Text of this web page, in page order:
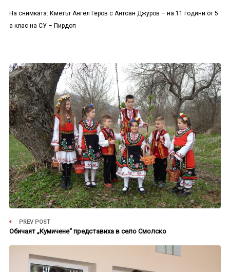
На снимката: Кметът Ангел Геров с Антоан Джуров – на 11 години от 5
а клас на СУ – Пирдоп
PREV POST
Обичаят „Кумичене“ представиха в село Смолско